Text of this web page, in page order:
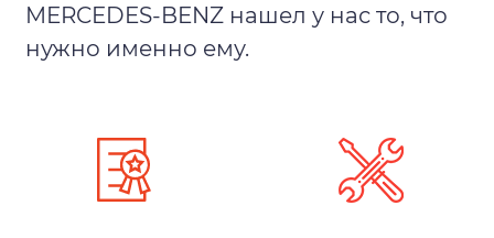
MERCEDES-BENZ нашел у нас то, что
нужно именно ему.